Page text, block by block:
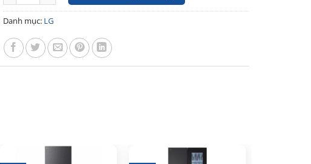
Danh mục: LG